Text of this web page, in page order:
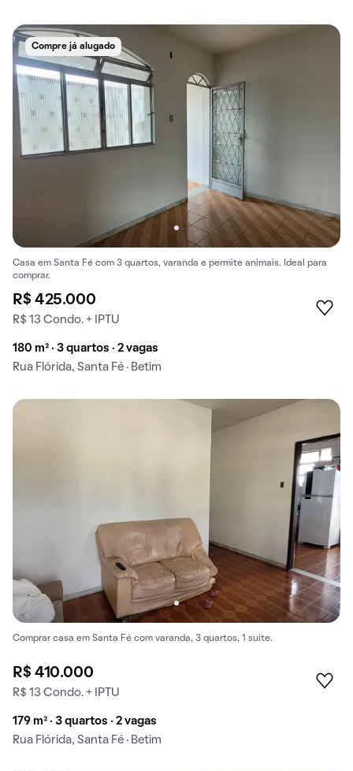
Compre já alugado
Casa em Santa Fé com 3 quartos, varanda e permite animais. Ideal para
comprar.
R$ 425.000
R$ 13 Condo. + IPTU
180 m² · 3 quartos · 2 vagas
Rua Flórida, Santa Fé · Betim
Comprar casa em Santa Fé com varanda, 3 quartos, 1 suíte.
R$ 410.000
R$ 13 Condo. + IPTU
179 m² · 3 quartos · 2 vagas
Rua Flórida, Santa Fé · Betim